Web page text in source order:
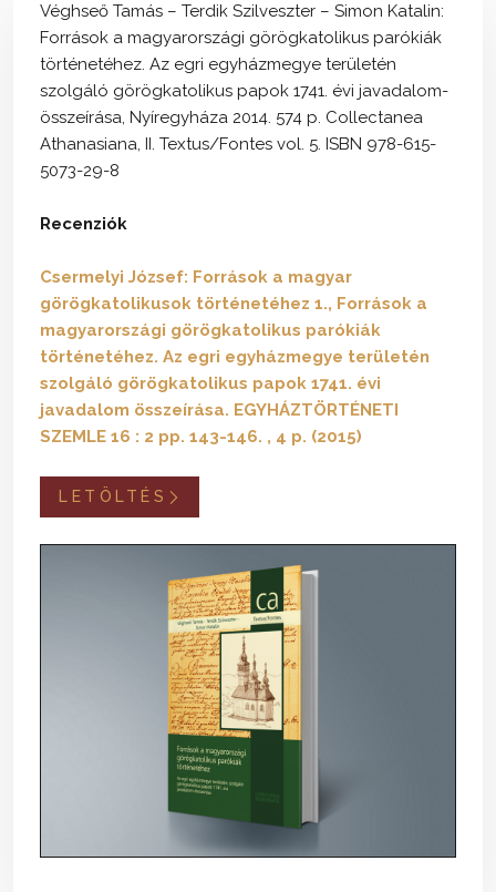
Véghseő Tamás – Terdik Szilveszter – Simon Katalin:
Források a magyarországi görögkatolikus parókiák
történetéhez. Az egri egyházmegye területén
szolgáló görögkatolikus papok 1741. évi javadalom-
összeírása, Nyíregyháza 2014. 574 p. Collectanea
Athanasiana, II. Textus/Fontes vol. 5. ISBN 978-615-
5073-29-8
Recenziók
Csermelyi József: Források a magyar
görögkatolikusok történetéhez 1., Források a
magyarországi görögkatolikus parókiák
történetéhez. Az egri egyházmegye területén
szolgáló görögkatolikus papok 1741. évi
javadalom összeírása. EGYHÁZTÖRTÉNETI
SZEMLE 16 : 2 pp. 143-146. , 4 p. (2015)
LETÖLTÉS